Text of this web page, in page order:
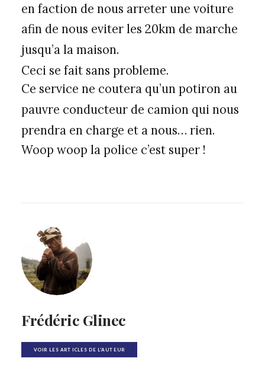
en faction de nous arreter une voiture
afin de nous eviter les 20km de marche
jusqu’a la maison.
Ceci se fait sans probleme.
Ce service ne coutera qu’un potiron au
pauvre conducteur de camion qui nous
prendra en charge et a nous… rien.
Woop woop la police c’est super !
Frédéric Glinec
VOIR LES ARTICLES DE L'AUTEUR